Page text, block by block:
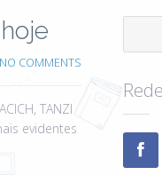
NO COMMENTS
TANZI
evidentes